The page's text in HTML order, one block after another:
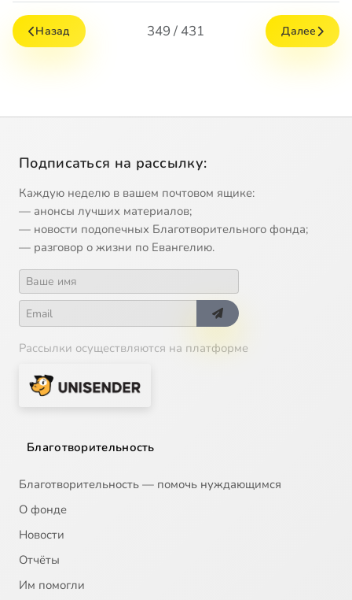
Назад 349 / 431 Далее
Подписаться на рассылку:
Каждую неделю в вашем почтовом ящике:
— анонсы лучших материалов;
— новости подопечных Благотворительного фонда;
— разговор о жизни по Евангелию.
Рассылки осуществляются на платформе
Благотворительность
Благотворительность — помочь нуждающимся
О фонде
Новости
Отчёты
Им помогли